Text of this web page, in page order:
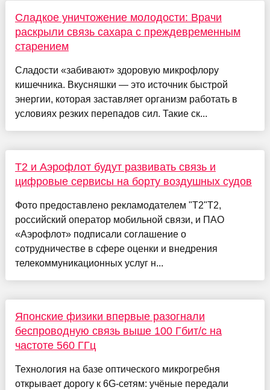
Сладкое уничтожение молодости: Врачи
раскрыли связь сахара с преждевременным
старением
Сладости «забивают» здоровую микрофлору
кишечника. Вкусняшки — это источник быстрой
энергии, которая заставляет организм работать в
условиях резких перепадов сил. Такие ск...
Т2 и Аэрофлот будут развивать связь и
цифровые сервисы на борту воздушных судов
Фото предоставлено рекламодателем "Т2"Т2,
российский оператор мобильной связи, и ПАО
«Аэрофлот» подписали соглашение о
сотрудничестве в сфере оценки и внедрения
телекоммуникационных услуг н...
Японские физики впервые разогнали
беспроводную связь выше 100 Гбит/с на
частоте 560 ГГц
Технология на базе оптического микрогребня
открывает дорогу к 6G-сетям: учёные передали